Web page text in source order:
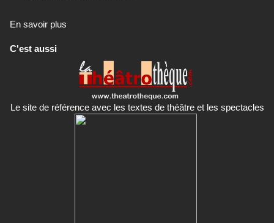
En savoir plus
C'est aussi
Le site de référence avec les textes de théâtre et les spectacles